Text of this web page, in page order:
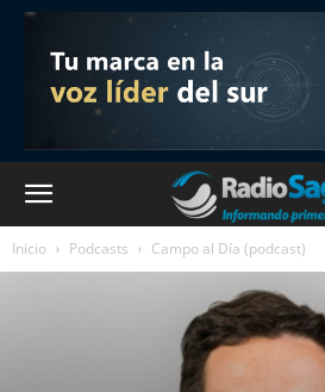
Inicio Podcasts Campo al Día (podcast)